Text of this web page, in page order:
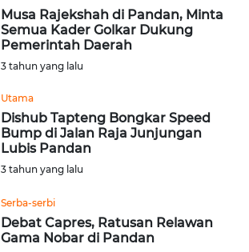
Musa Rajekshah di Pandan, Minta
Semua Kader Golkar Dukung
Pemerintah Daerah
3 tahun yang lalu
Utama
Dishub Tapteng Bongkar Speed
Bump di Jalan Raja Junjungan
Lubis Pandan
3 tahun yang lalu
Serba-serbi
Debat Capres, Ratusan Relawan
Gama Nobar di Pandan